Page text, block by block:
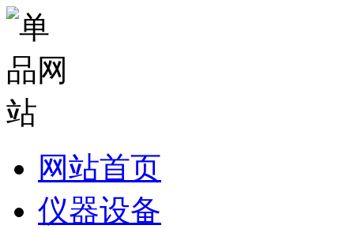
网站首页
仪器设备